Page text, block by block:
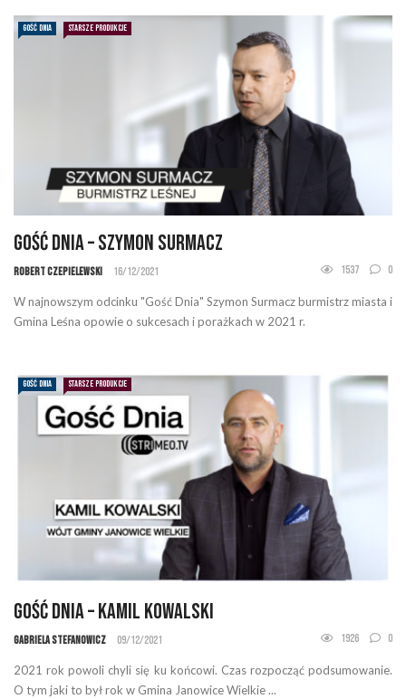
GOŚĆ DNIA STARSZE PRODUKCJE
Gość Dnia – Szymon Surmacz
Robert Czepielewski 16/12/2021 1537 0
W najnowszym odcinku "Gość Dnia" Szymon Surmacz burmistrz miasta i
Gmina Leśna opowie o sukcesach i porażkach w 2021 r.
GOŚĆ DNIA STARSZE PRODUKCJE
Gość Dnia – Kamil Kowalski
Gabriela Stefanowicz 09/12/2021 1926 0
2021 rok powoli chyli się ku końcowi. Czas rozpocząć podsumowanie.
O tym jaki to był rok w Gmina Janowice Wielkie ...